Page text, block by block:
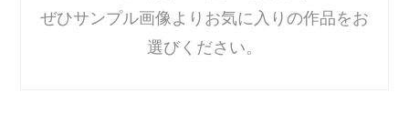
ぜひサンプル画像よりお気に入りの作品をお
選びください。